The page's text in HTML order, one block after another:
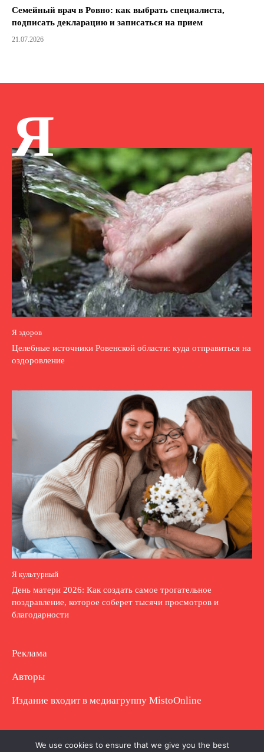
Семейный врач в Ровно: как выбрать специалиста,
подписать декларацию и записаться на прием
21.07.2026
Я
Я здоров
Целебные источники Ровенской области: куда отправиться на
оздоровление
Я культурный
День матери 2026: Как создать самое трогательное
поздравление, которое соберет тысячи просмотров и
благодарности
Реклама
Авторы
Издание входит в медиагруппу MistoOnline
Copyright © Полное использование материала
We use cookies to ensure that we give you the best